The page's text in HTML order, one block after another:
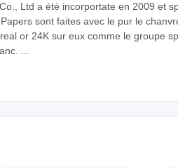
Ltd a été incorportate en 2009 et
sont faites avec le pur le
or 24K sur eux comme le groupe
...